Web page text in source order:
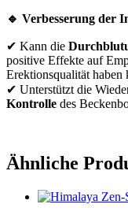
🔹 Verbesserung der
✔ Kann die
positive Effekte auf
Erektionsqualität haben
✔ Unterstützt die
Kontrolle des
Ähnliche